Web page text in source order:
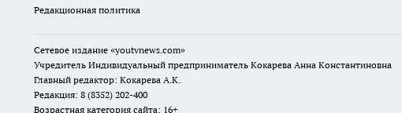
Редакционная политика
Сетевое издание «youtvnews.com»
Учредитель Индивидуальный предприниматель Кокарева Анна Константиновна
Главный редактор: Кокарева А.К.
Редакция: 8 (8352) 202-400
Возрастная категория сайта: 16+